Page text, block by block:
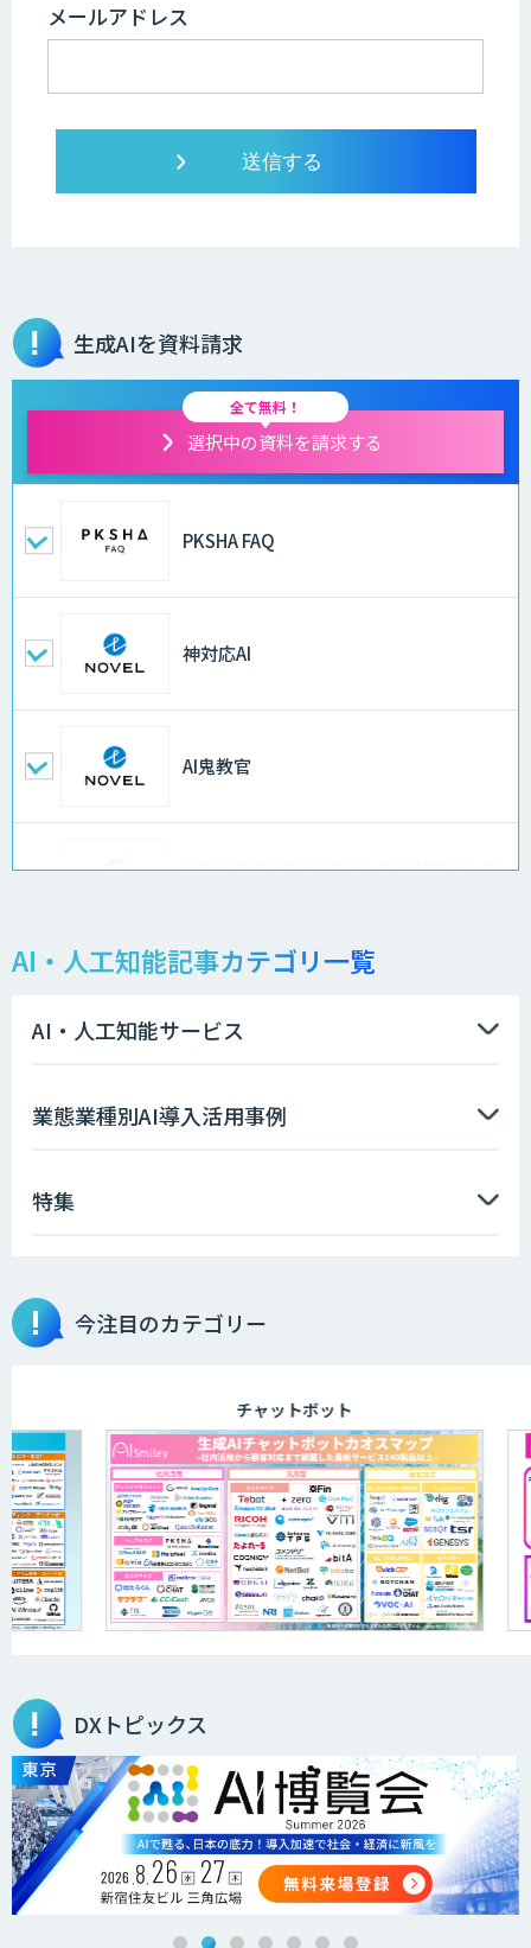
メールアドレス
生成AIを資料請求
全て無料！
選択中の資料を請求する
PKSHA FAQ
神対応AI
AI鬼教官
設計不明の古いシステムをAIが解析して
AIエージェント開発支援
AIエンジニアアカデミー（バイブコーデ
aiDAPTIV+
ELYZA Works with KDDI
JAPAN AI KNOWLEDGE
オーダーメイドAI人材育成研修
Brain Plus for Sales
AI・人工知能記事カテゴリ一覧
AI・人工知能サービス
業態業種別AI導入活用事例
特集
今注目のカテゴリー
チャットボット
DXトピックス